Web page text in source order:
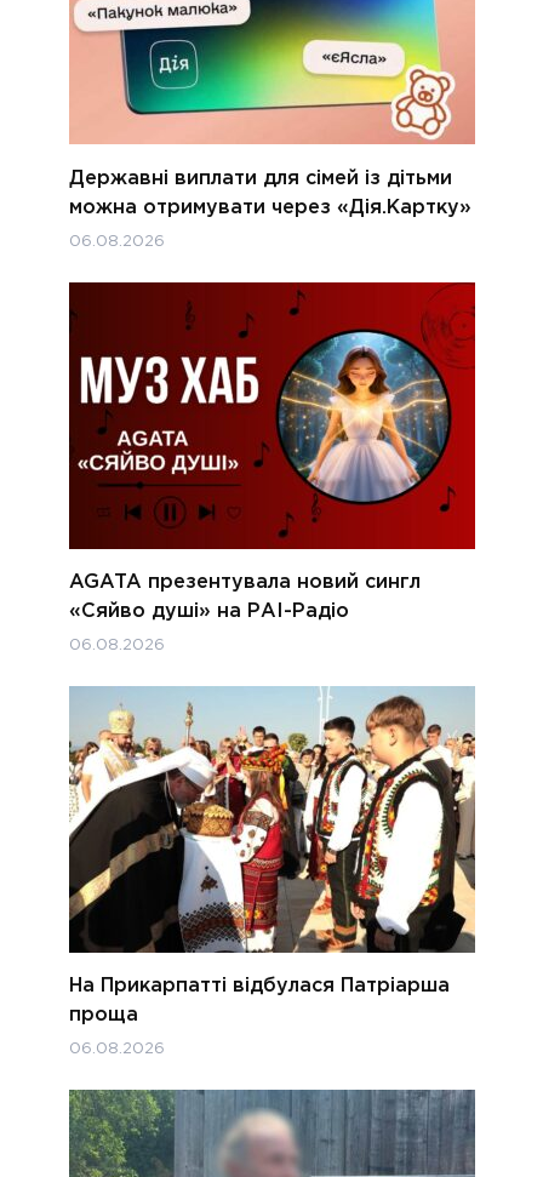
Державні виплати для сімей із дітьми
можна отримувати через «Дія.Картку»
06.08.2026
AGATA презентувала новий сингл
«Сяйво душі» на РАІ-Радіо
06.08.2026
На Прикарпатті відбулася Патріарша
проща
06.08.2026